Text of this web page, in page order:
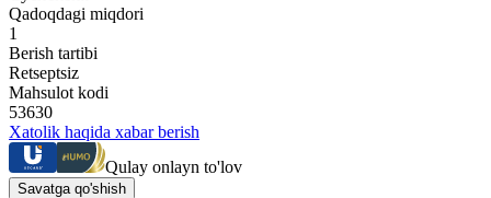
Qadoqdagi miqdori
1
Berish tartibi
Retseptsiz
Mahsulot kodi
53630
Xatolik haqida xabar berish
Qulay onlayn to'lov
Savatga qo'shish